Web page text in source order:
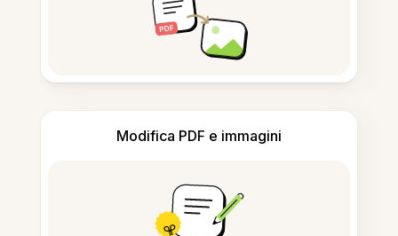
Modifica PDF e immagini